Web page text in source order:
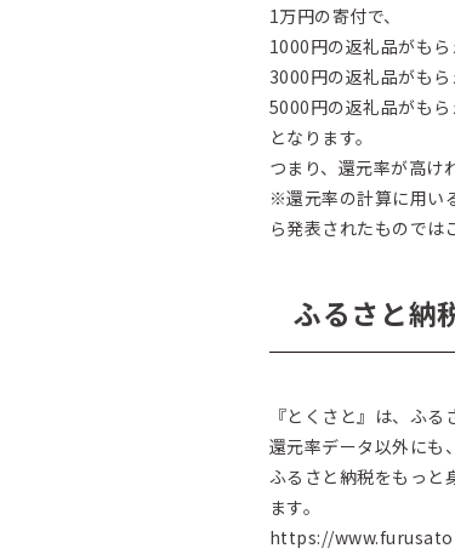
1万円の寄付で、
1000円の返礼品がも
3000円の返礼品がも
5000円の返礼品がも
となります。
つまり、還元率が高け
※還元率の計算に用い
ら発表されたものでは
ふるさと納
『とくさと』は、ふ
還元率データ以外にも
ふるさと納税をもっと
ます。
https://